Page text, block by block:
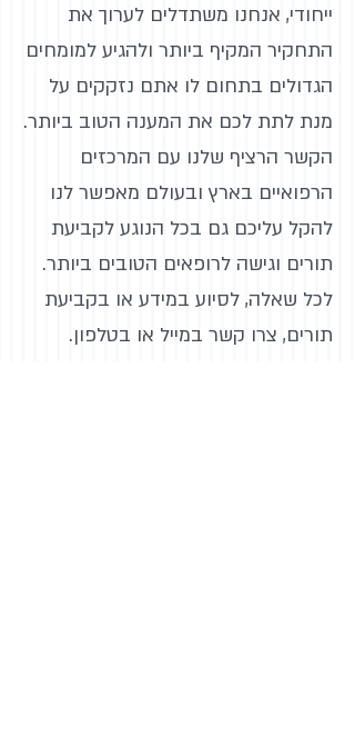
ייחודי, אנחנו משתדלים לערוך את
התחקיר המקיף ביותר ולהגיע למומחים
הגדולים בתחום לו אתם נזקקים על
מנת לתת לכם את המענה הטוב ביותר.
הקשר הרציף שלנו עם המרכזים
הרפואיים בארץ ובעולם מאפשר לנו
להקל עליכם גם בכל הנוגע לקביעת
תורים וגישה לרופאים הטובים ביותר.
לכל שאלה, לסיוע במידע או בקביעת
תורים, צרו קשר במייל או בטלפון.